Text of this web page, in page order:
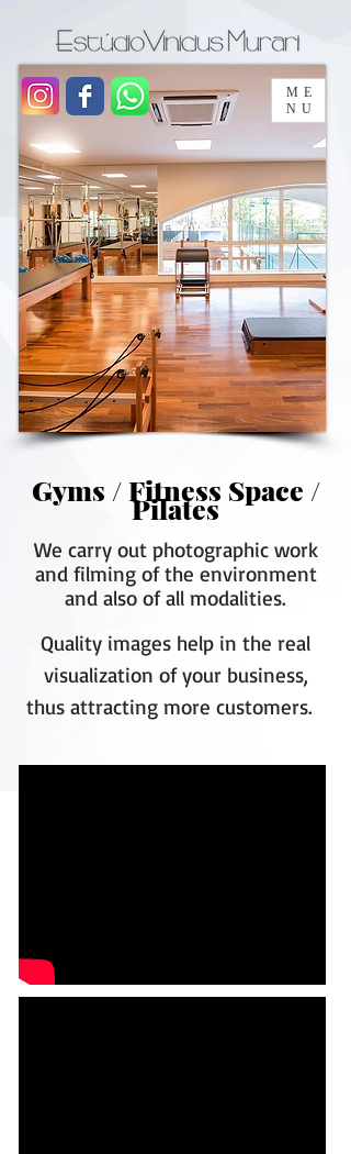
ME
NU
Gyms / Fitness Space /
Pilates
We carry out photographic work
and filming of the environment
and also of all modalities.
Quality images help in the real
visualization of your business,
thus attracting more customers.